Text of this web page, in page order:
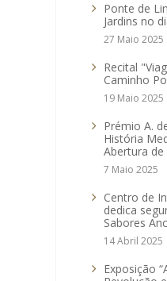
Ponte de
Jardins no
27 Maio 2025
Recital
Caminho
19 Maio 2025
Prémio A.
História
Abertura de
7 Maio 2025
Centro de
dedica
Sabores
14 Abril 2025
Exposição